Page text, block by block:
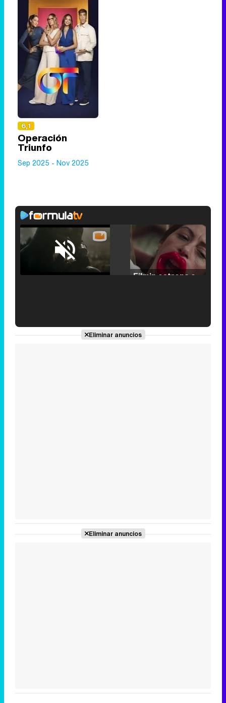
6,1
Operación
Triunfo
Sep 2025 - Nov 2025
Unmute /
'120 Minutos' celebra sus 2.000 programas en Telemadrid con un vídeo del día a día en la redacción
Eliminar anuncios
Eliminar anuncios